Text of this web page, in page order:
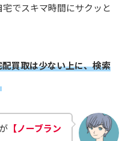
でスキマ時間にサクッと
買取は少ない上に、検索
【ノーブラン